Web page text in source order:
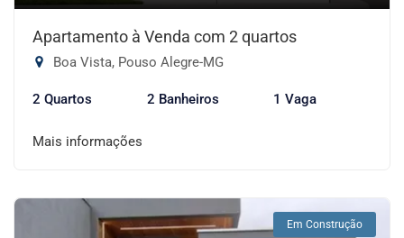
Apartamento à Venda com 2 quartos
Boa Vista, Pouso Alegre-MG
2 Quartos 2 Banheiros 1 Vaga
Mais informações
Em Construção